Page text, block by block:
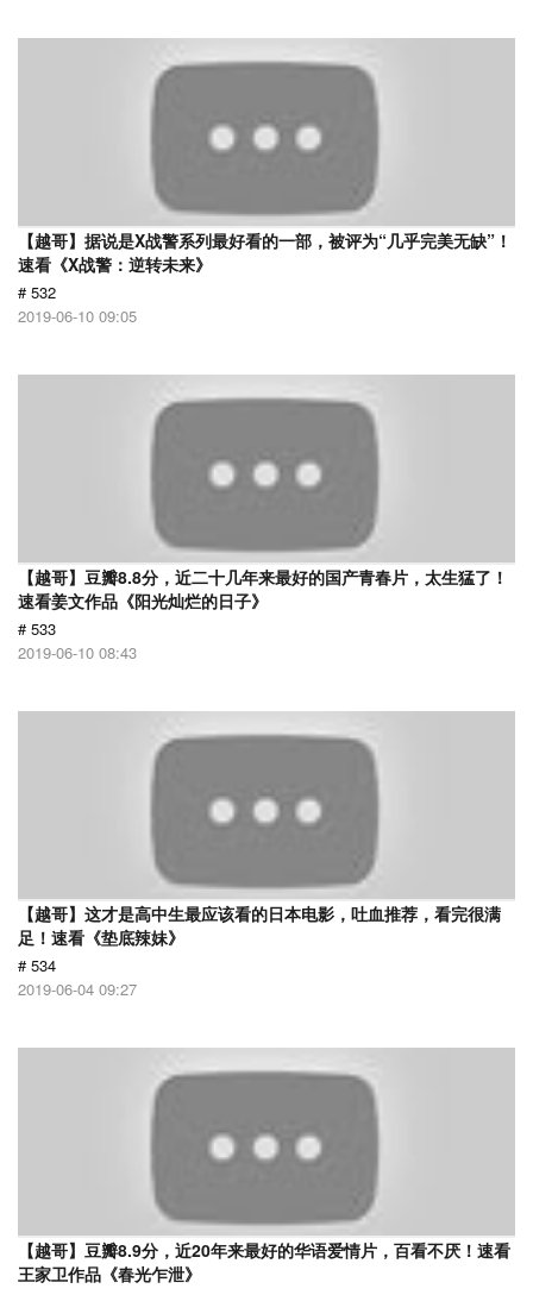
【越哥】据说是X战警系列最好看的一部，被评为“几乎完美无缺”！
速看《X战警：逆转未来》
# 532
2019-06-10 09:05
【越哥】豆瓣8.8分，近二十几年来最好的国产青春片，太生猛了！
速看姜文作品《阳光灿烂的日子》
# 533
2019-06-10 08:43
【越哥】这才是高中生最应该看的日本电影，吐血推荐，看完很满
足！速看《垫底辣妹》
# 534
2019-06-04 09:27
【越哥】豆瓣8.9分，近20年来最好的华语爱情片，百看不厌！速看
王家卫作品《春光乍泄》